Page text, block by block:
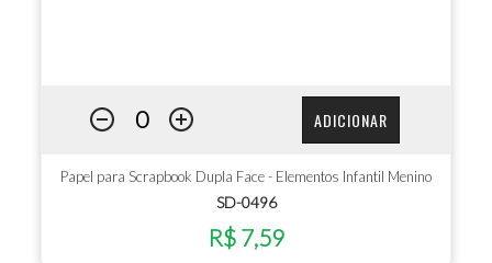
ADICIONAR
Papel para Scrapbook Dupla Face - Elementos Infantil Menino
SD-0496
R$ 7,59